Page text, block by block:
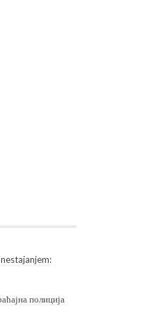
полиција